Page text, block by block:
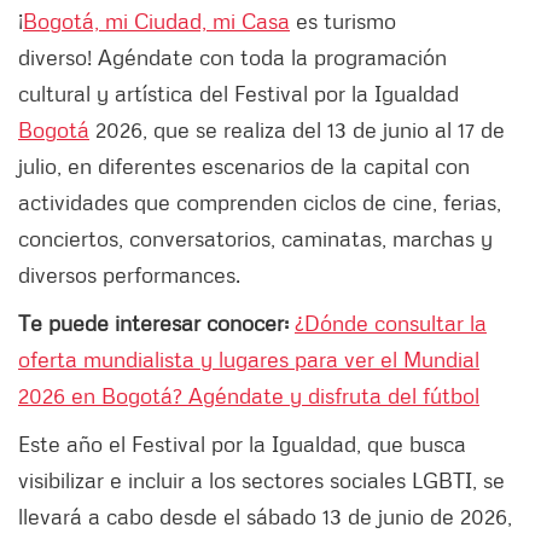
¡Bogotá, mi Ciudad, mi Casa es turismo
diverso! Agéndate con toda la programación
cultural y artística del Festival por la Igualdad
Bogotá 2026, que se realiza del 13 de junio al 17 de
julio, en diferentes escenarios de la capital con
actividades que comprenden ciclos de cine, ferias,
conciertos, conversatorios, caminatas, marchas y
diversos performances.
Te puede interesar conocer: ¿Dónde consultar la
oferta mundialista y lugares para ver el Mundial
2026 en Bogotá? Agéndate y disfruta del fútbol
Este año el Festival por la Igualdad, que busca
visibilizar e incluir a los sectores sociales LGBTI, se
llevará a cabo desde el sábado 13 de junio de 2026,